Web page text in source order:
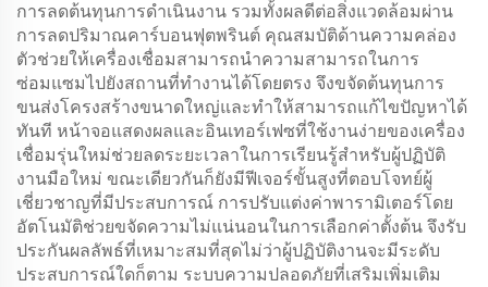
การลดต้นทุนการดำเนินงาน รวมทั้งผลดีต่อสิ่งแวดล้อมผ่าน
การลดปริมาณคาร์บอนฟุตพรินต์ คุณสมบัติด้านความคล่อง
ตัวช่วยให้เครื่องเชื่อมสามารถนำความสามารถในการ
ซ่อมแซมไปยังสถานที่ทำงานได้โดยตรง จึงขจัดต้นทุนการ
ขนส่งโครงสร้างขนาดใหญ่และทำให้สามารถแก้ไขปัญหาได้
ทันที หน้าจอแสดงผลและอินเทอร์เฟซที่ใช้งานง่ายของเครื่อง
เชื่อมรุ่นใหม่ช่วยลดระยะเวลาในการเรียนรู้สำหรับผู้ปฏิบัติ
งานมือใหม่ ขณะเดียวกันก็ยังมีฟีเจอร์ขั้นสูงที่ตอบโจทย์ผู้
เชี่ยวชาญที่มีประสบการณ์ การปรับแต่งค่าพารามิเตอร์โดย
อัตโนมัติช่วยขจัดความไม่แน่นอนในการเลือกค่าตั้งต้น จึงรับ
ประกันผลลัพธ์ที่เหมาะสมที่สุดไม่ว่าผู้ปฏิบัติงานจะมีระดับ
ประสบการณ์ใดก็ตาม ระบบความปลอดภัยที่เสริมเพิ่มเติม